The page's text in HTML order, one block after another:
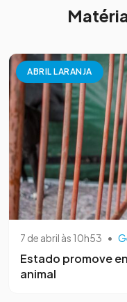
ABRIL LARANJA
7 de abril às 10h53 •
Estado promove
animal